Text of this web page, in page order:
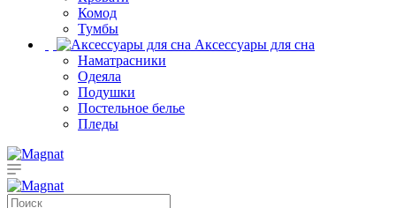
Комод
Тумбы
Аксессуары для сна
Наматрасники
Одеяла
Подушки
Постельное белье
Пледы